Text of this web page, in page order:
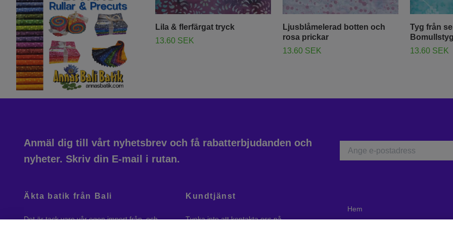
Lila & flerfärgat tryck
13.60 SEK
Ljusblåmelerad botten och
rosa prickar
13.60 SEK
Tyg från
13.60 SEK
Anmäl dig till vårt nyhetsbrev och få rabatterbjudanden och
nyheter. Skriv din E-mail i rutan.
Äkta batik från Bali
Det är tack vare vår egen import från, och
Kundtjänst
Tveka inte att kontakta oss på
Hem